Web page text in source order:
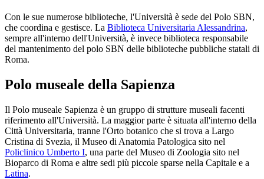
Con le sue numerose biblioteche, l'Università è sede del Polo SBN,
che coordina e gestisce. La Biblioteca Universitaria Alessandrina,
sempre all'interno dell'Università, è invece biblioteca responsabile
del mantenimento del polo SBN delle biblioteche pubbliche statali di
Roma.
Polo museale della Sapienza
Il Polo museale Sapienza è un gruppo di strutture museali facenti
riferimento all'Università. La maggior parte è situata all'interno della
Città Universitaria, tranne l'Orto botanico che si trova a Largo
Cristina di Svezia, il Museo di Anatomia Patologica sito nel
Policlinico Umberto I, una parte del Museo di Zoologia sito nel
Bioparco di Roma e altre sedi più piccole sparse nella Capitale e a
Latina.